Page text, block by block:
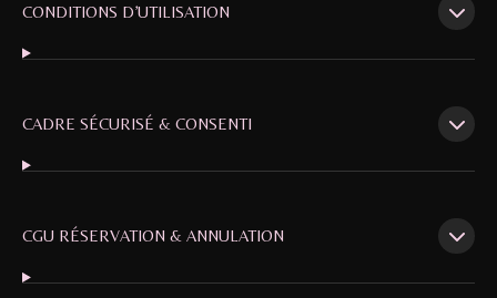
CONDITIONS D’UTILISATION
CADRE SÉCURISÉ & CONSENTI
CGU RÉSERVATION & ANNULATION